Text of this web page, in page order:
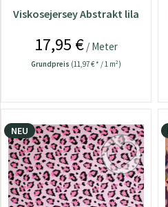
Viskosejersey Abstrakt lila
17,95 €/ Meter
Grundpreis (11,97 € * / 1 m²)
NEU